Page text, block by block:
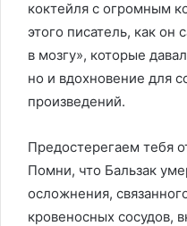
коктейля с огромным
этого писатель, как
в мозгу», которые
но и вдохновение для
произведений.
Предостерегаем тебя
Помни, что Бальзак
осложнения,
кровеносных сосудов,